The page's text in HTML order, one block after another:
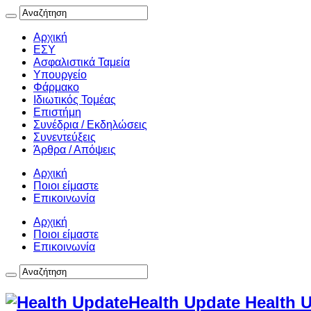
Αρχική
ΕΣΥ
Ασφαλιστικά Ταμεία
Υπουργείο
Φάρμακο
Ιδιωτικός Τομέας
Επιστήμη
Συνέδρια / Εκδηλώσεις
Συνεντεύξεις
Άρθρα / Απόψεις
Αρχική
Ποιοι είμαστε
Επικοινωνία
Αρχική
Ποιοι είμαστε
Επικοινωνία
Health Update Health